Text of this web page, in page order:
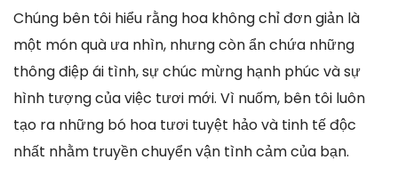
Chúng bên tôi hiểu rằng hoa không chỉ đơn giản là
một món quà ưa nhìn, nhưng còn ẩn chứa những
thông điệp ái tình, sự chúc mừng hạnh phúc và sự
hình tượng của việc tươi mới. Vì nuốm, bên tôi luôn
tạo ra những bó hoa tươi tuyệt hảo và tinh tế độc
nhất nhằm truyền chuyển vận tình cảm của bạn.